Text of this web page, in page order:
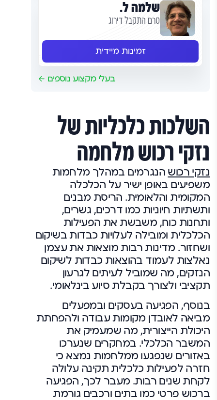
שלמה ל.
טרם התקבל דירוג
זמינות מיידית
בעלי מקצוע נוספים
השלכות כלכליות של
נזקי רכוש מלחמה
נזקי רכוש הנגרמים במהלך מלחמות
משפיעים באופן ישיר על הכלכלה
המקומית והלאומית. הריסת מבנים
ותשתיות חיוניות כמו דרכים, גשרים,
ותחנות כוח, משבשת את הפעילות
הכלכלית ומובילה לעלויות כבדות בשיקום
ושחזור. מדינות רבות מוצאות את עצמן
נאלצות לעמוד בהוצאות כבדות לשיקום
הנזקים, מה שמוביל לעיתים לגרעון
תקציבי ולצורך בקבלת סיוע בינלאומי.
בנוסף, הפגיעה בעסקים ובמפעלים
מביאה לאובדן מקומות עבודה ולהפחתת
היכולת הייצורית, מה שמעמיק את
המשבר הכלכלי. במחקרים שנערכו
באזורים שנפגעו ממלחמות נמצא כי
חזרה לפעילות כלכלית תקינה עלולה
לקחת שנים רבות. מעבר לכך, הפגיעה
ברכוש פרטי כמו בתים ורכבים גורמת